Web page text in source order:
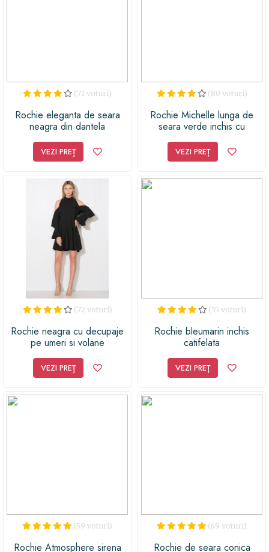
(71 voturi)
Rochie eleganta de seara
neagra din dantela
VEZI PREȚ
(80 voturi)
Rochie Michelle lunga de
seara verde inchis cu
VEZI PREȚ
(72 voturi)
Rochie neagra cu decupaje
pe umeri si volane
VEZI PREȚ
(55 voturi)
Rochie bleumarin inchis
catifelata
VEZI PREȚ
(59 voturi)
Rochie Atmosphere sirena
(69 voturi)
Rochie de seara conica